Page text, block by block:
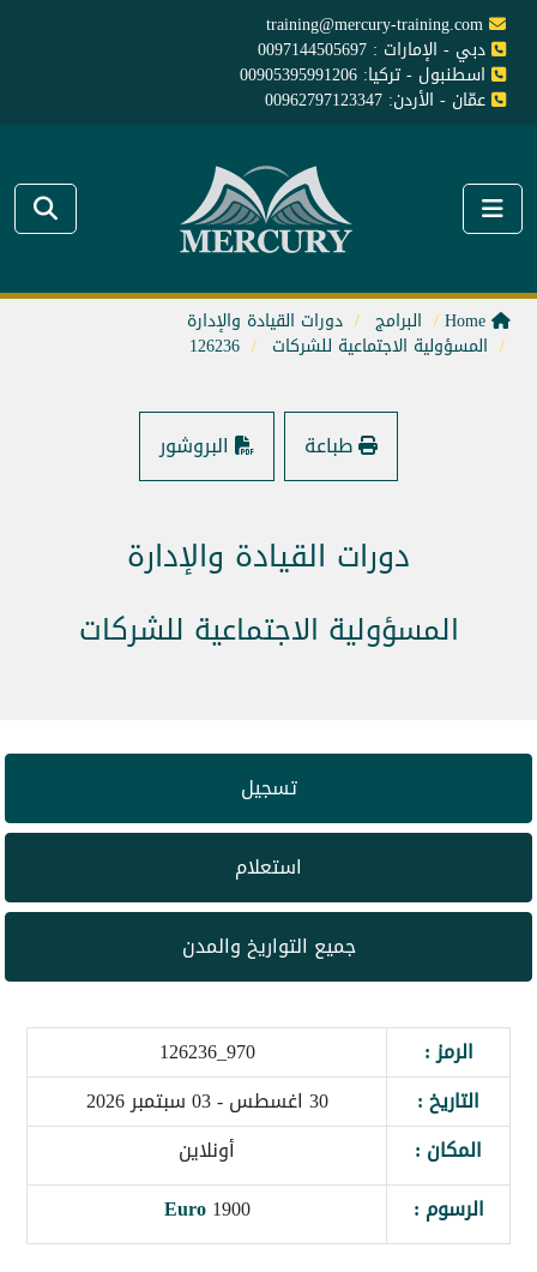
training@mercury-training.com
دبي - الإمارات : 0097144505697
اسطنبول - تركيا: 00905395991206
عمّان - الأردن: 00962797123347
البرامج دورات القيادة والإدارة
المسؤولية الاجتماعية للشركات 126236
طباعة البروشور
دورات القيادة والإدارة
المسؤولية الاجتماعية للشركات
تسجيل
استعلام
جميع التواريخ والمدن
الرمز :
970_126236
التاريخ :
30 اغسطس - 03 سبتمبر 2026
المكان :
أونلاين
الرسوم :
1900
Euro